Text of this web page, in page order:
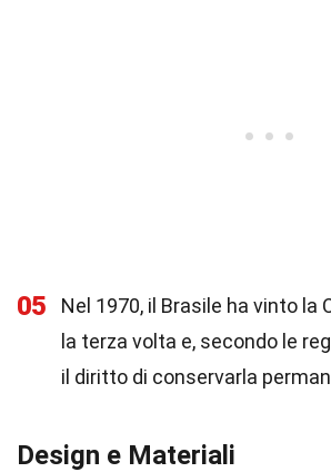
05
Nel 1970, il Brasile ha vinto la
la terza volta e, secondo le
il diritto di conservarla
Design e Materiali